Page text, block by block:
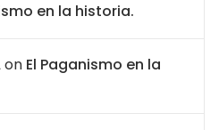
en la historia.
on El Paganismo en la